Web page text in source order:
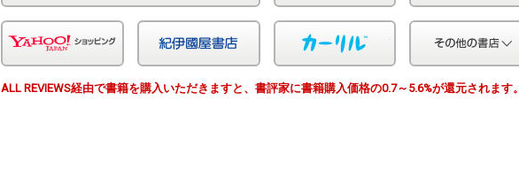
Yahoo!ショッピング
ALL REVIEWS経由で書籍を購入いただきますと、書評家に書籍購入価格の0.7～5.6%が還元されます。